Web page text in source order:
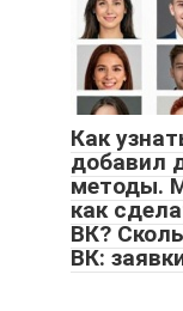
Как
добавил
методы.
как
ВК?
ВК: